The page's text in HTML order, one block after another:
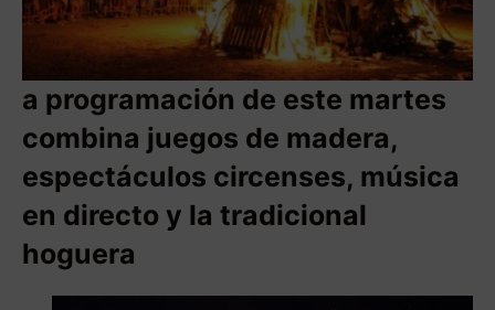
a programación de este martes
combina juegos de madera,
espectáculos circenses, música
en directo y la tradicional
hoguera